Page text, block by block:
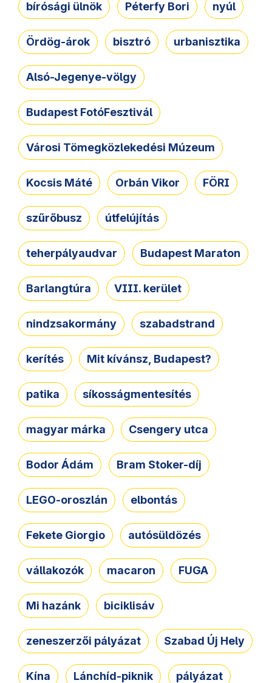
bírósági ülnök Péterfy Bori nyúl
Ördög-árok bisztró urbanisztika
Alsó-Jegenye-völgy
Budapest FotóFesztivál
Városi Tömegközlekedési Múzeum
Kocsis Máté Orbán Vikor FÖRI
szűrőbusz útfelújítás
teherpályaudvar Budapest Maraton
Barlangtúra VIII. kerület
nindzsakormány szabadstrand
kerítés Mit kívánsz, Budapest?
patika síkosságmentesítés
magyar márka Csengery utca
Bodor Ádám Bram Stoker-díj
LEGO-oroszlán elbontás
Fekete Giorgio autósüldözés
vállakozók macaron FUGA
Mi hazánk biciklisáv
zeneszerzői pályázat Szabad Új Hely
Kína Lánchíd-piknik pályázat